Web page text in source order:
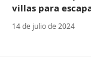
villas para
14 de julio de 2024